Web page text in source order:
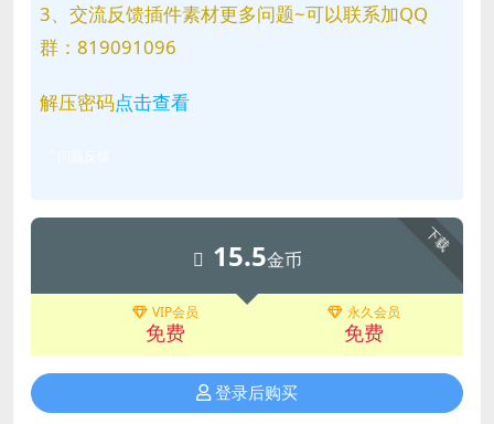
3、交流反馈插件素材更多问题~可以联系加QQ
群：819091096
解压密码点击查看
下载
15.5金币
VIP会员
免费
永久会员
免费
登录后购买